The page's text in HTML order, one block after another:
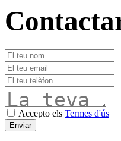
Accepto els Termes d'ús